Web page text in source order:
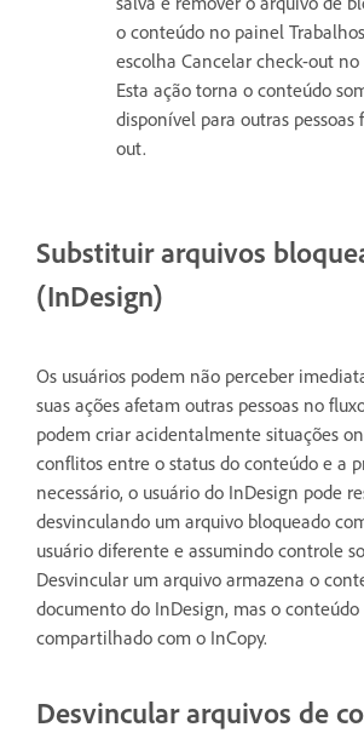
o conteúdo no painel
escolha Cancelar check-out
Esta ação torna o conteúdo
disponível para outras pessoas
out.
Substituir arquivos
(InDesign)
Os usuários podem não perceber
suas ações afetam outras pessoas no
podem criar acidentalmente situações
conflitos entre o status do conteúdo e a
necessário, o usuário do InDesign pode
desvinculando um arquivo bloqueado
usuário diferente e assumindo controle
Desvincular um arquivo armazena o
documento do InDesign, mas o
compartilhado com o InCopy.
Desvincular arquivos de